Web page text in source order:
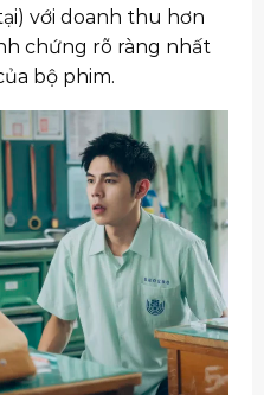
với doanh thu hơn
chứng rõ ràng nhất
bộ phim.